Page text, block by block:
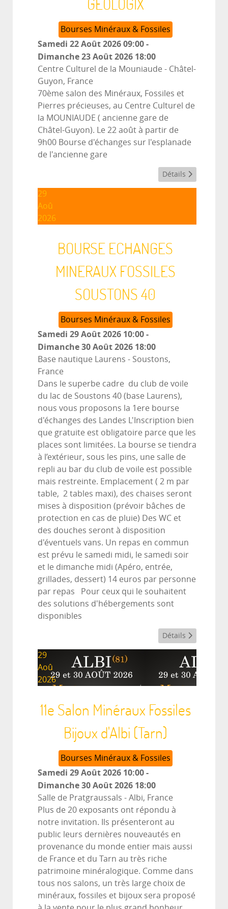
Bourses Minéraux & Fossiles
Samedi 22 Août 202609:00-
Dimanche 23 Août 2026 18:00
Centre Culturel de la Mouniaude - Châtel-
Guyon, France
70ème salon des Minéraux, Fossiles et
Pierres précieuses, au Centre Culturel de
la MOUNIAUDE ( ancienne gare de
Châtel-Guyon). Le 22 août à partir de
9h00 Bourse d'échanges sur l'esplanade
de l'ancienne gare
Détails
29
Aoû
2026
BOURSE ECHANGES
MINERAUX FOSSILES
SOUSTONS 40
Bourses Minéraux & Fossiles
Samedi 29 Août 2026 10:00-
Dimanche 30 Août 2026 18:00
Base nautique Laurens - Soustons,
France
Dans le superbe cadre du club de voile
du lac de Soustons 40 (base Laurens),
nous vous proposons la 1ere bourse
d'échanges des Landes L'Inscription bien
que gratuite est obligatoire parce que les
places sont limitées. La bourse se tiendra
à l’extérieur, sous les pins, une salle de
repli au bar du club de voile est possible
mais restreinte. Emplacement ( 2 m par
table, 2 tables maxi), des chaises seront
mises à disposition (prévoir bâches de
protection en cas de pluie) Des WC et
des douches seront à disposition
d'éventuels vans. Un repas en commun
est prévu le samedi midi, le samedi soir
et le dimanche midi (Apéro, entrée,
grillades, dessert) 14 euros par personne
par repas Pour ceux qui le souhaitent
des solutions d'hébergements sont
disponibles
Détails
29
Aoû
2026
11e Salon Minéraux Fossiles
Bijoux d'Albi (Tarn)
Bourses Minéraux & Fossiles
Samedi 29 Août 2026 10:00-
Dimanche 30 Août 2026 18:00
Salle de Pratgraussals - Albi, France
Plus de 20 exposants ont répondu à
notre invitation. Ils présenteront au
public leurs dernières nouveautés en
provenance du monde entier mais aussi
de France et du Tarn au très riche
patrimoine minéralogique. Comme dans
tous nos salons, un très large choix de
minéraux, fossiles et bijoux sera proposé